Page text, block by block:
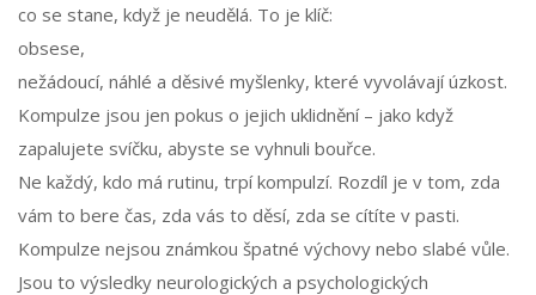
co se stane, když je neudělá. To je klíč:
obsese,
nežádoucí, náhlé a děsivé myšlenky, které vyvolávají úzkost.
Kompulze jsou jen pokus o jejich uklidnění – jako když
zapalujete svíčku, abyste se vyhnuli bouřce.
Ne každý, kdo má rutinu, trpí kompulzí. Rozdíl je v tom, zda
vám to bere čas, zda vás to děsí, zda se cítíte v pasti.
Kompulze nejsou známkou špatné výchovy nebo slabé vůle.
Jsou to výsledky neurologických a psychologických